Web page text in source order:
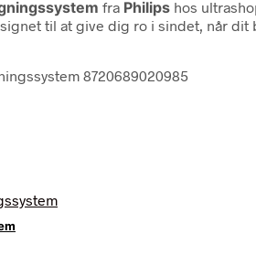
fra Philips hos
til at give dig ro i sindet, når
8720689020985